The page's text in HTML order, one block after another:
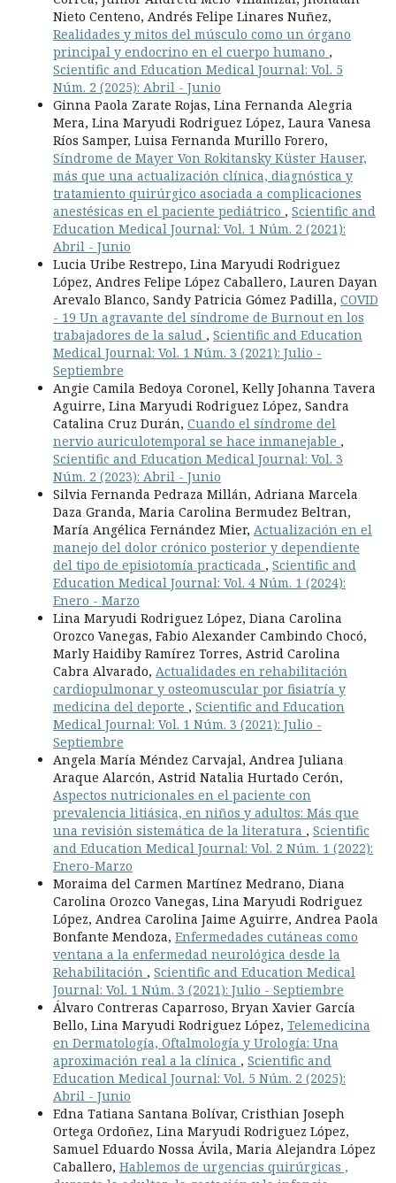
Nieto Centeno, Andrés Felipe Linares Nuñez,
Realidades y mitos del músculo como un órgano
principal y endocrino en el cuerpo humano ,
Scientific and Education Medical Journal: Vol. 5
Núm. 2 (2025): Abril - Junio
Ginna Paola Zarate Rojas, Lina Fernanda Alegria
Mera, Lina Maryudi Rodriguez López, Laura Vanesa
Ríos Samper, Luisa Fernanda Murillo Forero,
Síndrome de Mayer Von Rokitansky Küster Hauser,
más que una actualización clínica, diagnóstica y
tratamiento quirúrgico asociada a complicaciones
anestésicas en el paciente pediátrico , Scientific and
Education Medical Journal: Vol. 1 Núm. 2 (2021):
Abril - Junio
Lucia Uribe Restrepo, Lina Maryudi Rodriguez
López, Andres Felipe López Caballero, Lauren Dayan
Arevalo Blanco, Sandy Patricia Gómez Padilla, COVID
- 19 Un agravante del síndrome de Burnout en los
trabajadores de la salud , Scientific and Education
Medical Journal: Vol. 1 Núm. 3 (2021): Julio -
Septiembre
Angie Camila Bedoya Coronel, Kelly Johanna Tavera
Aguirre, Lina Maryudi Rodriguez López, Sandra
Catalina Cruz Durán, Cuando el síndrome del
nervio auriculotemporal se hace inmanejable ,
Scientific and Education Medical Journal: Vol. 3
Núm. 2 (2023): Abril - Junio
Silvia Fernanda Pedraza Millán, Adriana Marcela
Daza Granda, Maria Carolina Bermudez Beltran,
María Angélica Fernández Mier, Actualización en el
manejo del dolor crónico posterior y dependiente
del tipo de episiotomía practicada , Scientific and
Education Medical Journal: Vol. 4 Núm. 1 (2024):
Enero - Marzo
Lina Maryudi Rodriguez López, Diana Carolina
Orozco Vanegas, Fabio Alexander Cambindo Chocó,
Marly Haidiby Ramírez Torres, Astrid Carolina
Cabra Alvarado, Actualidades en rehabilitación
cardiopulmonar y osteomuscular por fisiatría y
medicina del deporte , Scientific and Education
Medical Journal: Vol. 1 Núm. 3 (2021): Julio -
Septiembre
Angela María Méndez Carvajal, Andrea Juliana
Araque Alarcón, Astrid Natalia Hurtado Cerón,
Aspectos nutricionales en el paciente con
prevalencia litiásica, en niños y adultos: Más que
una revisión sistemática de la literatura , Scientific
and Education Medical Journal: Vol. 2 Núm. 1 (2022):
Enero-Marzo
Moraima del Carmen Martínez Medrano, Diana
Carolina Orozco Vanegas, Lina Maryudi Rodriguez
López, Andrea Carolina Jaime Aguirre, Andrea Paola
Bonfante Mendoza, Enfermedades cutáneas como
ventana a la enfermedad neurológica desde la
Rehabilitación , Scientific and Education Medical
Journal: Vol. 1 Núm. 3 (2021): Julio - Septiembre
Álvaro Contreras Caparroso, Bryan Xavier García
Bello, Lina Maryudi Rodriguez López, Telemedicina
en Dermatología, Oftalmología y Urología: Una
aproximación real a la clínica , Scientific and
Education Medical Journal: Vol. 5 Núm. 2 (2025):
Abril - Junio
Edna Tatiana Santana Bolívar, Cristhian Joseph
Ortega Ordoñez, Lina Maryudi Rodriguez López,
Samuel Eduardo Nossa Ávila, Maria Alejandra López
Caballero, Hablemos de urgencias quirúrgicas ,